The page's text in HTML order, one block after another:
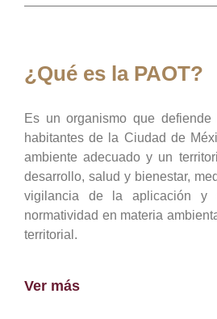
¿Qué es la PAOT?
Es un organismo que
habitantes de la Ciudad de
ambiente adecuado y un
desarrollo, salud y bienestar,
vigilancia de la aplicación y
normatividad en materia
territorial.
Ver más